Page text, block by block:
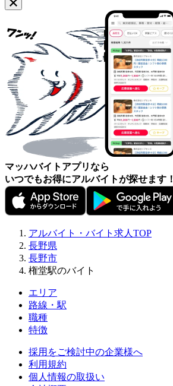
マッハバイトアプリなら
いつでもお得にアルバイトが探せます！
アルバイト・バイト求人TOP
長野県
長野市
権堂駅のバイト
エリア
路線・駅
職種
特徴
採用をご検討中の企業様へ
利用規約
個人情報の取扱い